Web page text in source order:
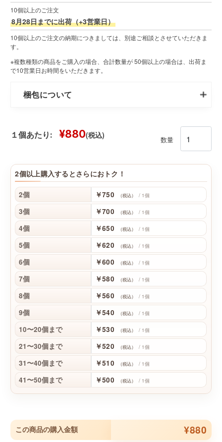
10個以上のご注文
8月28日までに出荷（+3営業日）
10個以上のご注文の納期につきましては、別途ご相談とさせていただきま
す。
※複数種類の商品をご購入の場合、合計数量が 50個以上の場合は、出荷ま
で10営業日お時間をいただきます。
梱包について
１個あたり: ¥880(税込)
数量
2個以上購入するとさらにおトク！
2個 ￥750 （税込） / 1個
3個 ￥700 （税込） / 1個
4個 ￥650 （税込） / 1個
5個 ￥620 （税込） / 1個
6個 ￥600 （税込） / 1個
7個 ￥580 （税込） / 1個
8個 ￥560 （税込） / 1個
9個 ￥540 （税込） / 1個
10〜20個まで ￥530 （税込） / 1個
21〜30個まで ￥520 （税込） / 1個
31〜40個まで ￥510 （税込） / 1個
41〜50個まで ￥500 （税込） / 1個
この商品の購入金額 ¥880